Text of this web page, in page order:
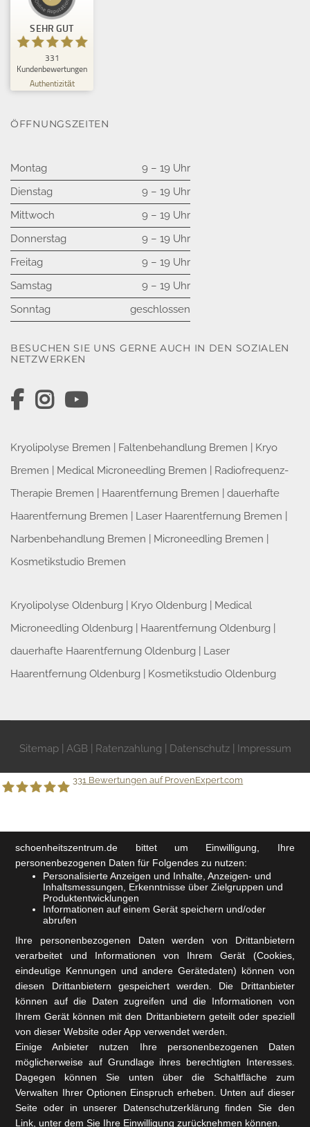
SEHR GUT
331
Kundenbewertungen
Authentizität
Kundenbewertungen und Erfahrungen zu
Schönheitszentrum GmbH
SEHR GUT
4,94
/
5,00
299
Blick aufs ProvenExpert-Profil werfen
05.08.2026
ÖFFNUNGSZEITEN
Montag
9 – 19 Uhr
Dienstag
9 – 19 Uhr
Mittwoch
9 – 19 Uhr
Donnerstag
9 – 19 Uhr
Freitag
9 – 19 Uhr
Samstag
9 – 19 Uhr
Sonntag
geschlossen
BESUCHEN SIE UNS GERNE AUCH IN DEN SOZIALEN
NETZWERKEN
Kryolipolyse Bremen Faltenbehandlung Bremen
Kryo
Bremen
Medical Microneedling Bremen
Radiofrequenz-
Therapie Bremen
Haarentfernung Bremen
dauerhafte
Haarentfernung Bremen
Laser Haarentfernung Bremen
Narbenbehandlung Bremen
Microneedling Bremen
Kosmetikstudio Bremen
Kryolipolyse Oldenburg Kryo Oldenburg
Medical
Microneedling Oldenburg
Haarentfernung Oldenburg
dauerhafte Haarentfernung Oldenburg
Laser
Haarentfernung Oldenburg
Kosmetikstudio Oldenburg
Sitemap| AGB Ratenzahlung Datenschutz Impressum
331 Bewertungen auf ProvenExpert.com
schoenheitszentrum.de bittet um Einwilligung, Ihre
personenbezogenen Daten für Folgendes zu nutzen:
Personalisierte Anzeigen und Inhalte, Anzeigen- und
Inhaltsmessungen, Erkenntnisse über Zielgruppen und
Produktentwicklungen
Informationen auf einem Gerät speichern und/oder
abrufen
Ihre personenbezogenen Daten werden von Drittanbietern
verarbeitet und Informationen von Ihrem Gerät (Cookies,
eindeutige Kennungen und andere Gerätedaten) können von
diesen Drittanbietern gespeichert werden. Die Drittanbieter
können auf die Daten zugreifen und die Informationen von
Ihrem Gerät können mit den Drittanbietern geteilt oder speziell
von dieser Website oder App verwendet werden.
Einige Anbieter nutzen Ihre personenbezogenen Daten
möglicherweise auf Grundlage ihres berechtigten Interesses.
Dagegen können Sie unten über die Schaltfläche zum
Verwalten Ihrer Optionen Einspruch erheben. Unten auf dieser
Seite oder in unserer Datenschutzerklärung finden Sie den
Link, unter dem Sie Ihre Einwilligung zurücknehmen können.